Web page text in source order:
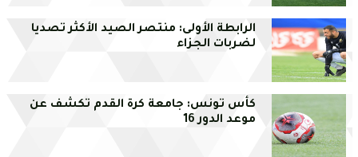
الرابطة الأولى: منتصر الصيد الأكثر تصديا
لضربات الجزاء
كأس تونس: جامعة كرة القدم تكشف عن
موعد الدور 16